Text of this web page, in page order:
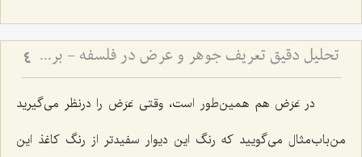
تحلیل دقیق تعریف جوهر و عرض در فلسفه - بررسی نسبت وجود ذهنی با ماهیت جوهری و عرضی 4
در عَرَض هم همین‌طور است، وقتى عَرَض را درنظر مى‌گیرید
من‌باب‌مثال مى‌گویید که رنگ این دیوار سفیدتر از رنگ کاغذ این